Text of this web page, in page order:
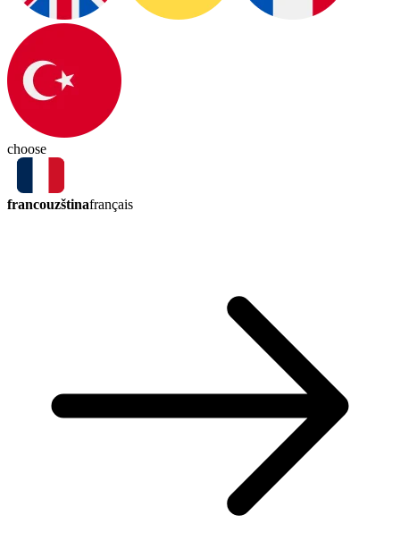
choose
francouzštinafrançais